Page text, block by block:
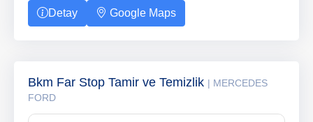
Detay Google Maps
Bkm Far Stop Tamir ve Temizlik | MERCEDES
FORD